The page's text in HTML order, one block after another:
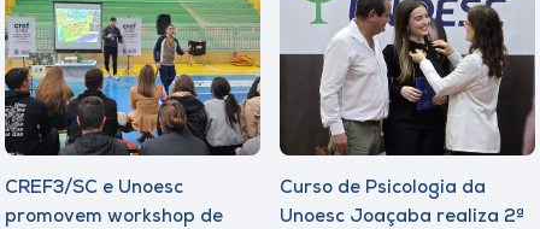
CREF3/SC e Unoesc
promovem workshop de
Curso de Psicologia da
Unoesc Joaçaba realiza 2ª